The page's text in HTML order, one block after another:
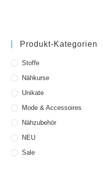
Produkt-Kategorien
Stoffe
Nähkurse
Unikate
Mode & Accessoires
Nähzubehör
NEU
Sale